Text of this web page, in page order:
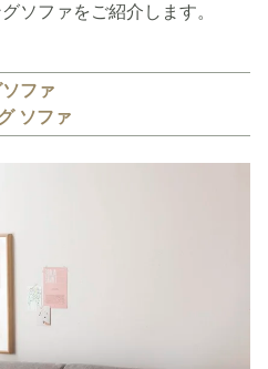
ソファをご紹介します。
ファ
ソファ